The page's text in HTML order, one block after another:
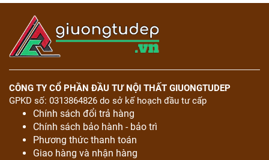
CÔNG TY CỔ PHẦN ĐẦU TƯ NỘI THẤT GIUONGTUDEP
GPKD số: 0313864826 do sở kế hoạch đầu tư cấp
Chính sách đổi trả hàng
Chính sách bảo hành - bảo trì
Phương thức thanh toán
Giao hàng và nhận hàng